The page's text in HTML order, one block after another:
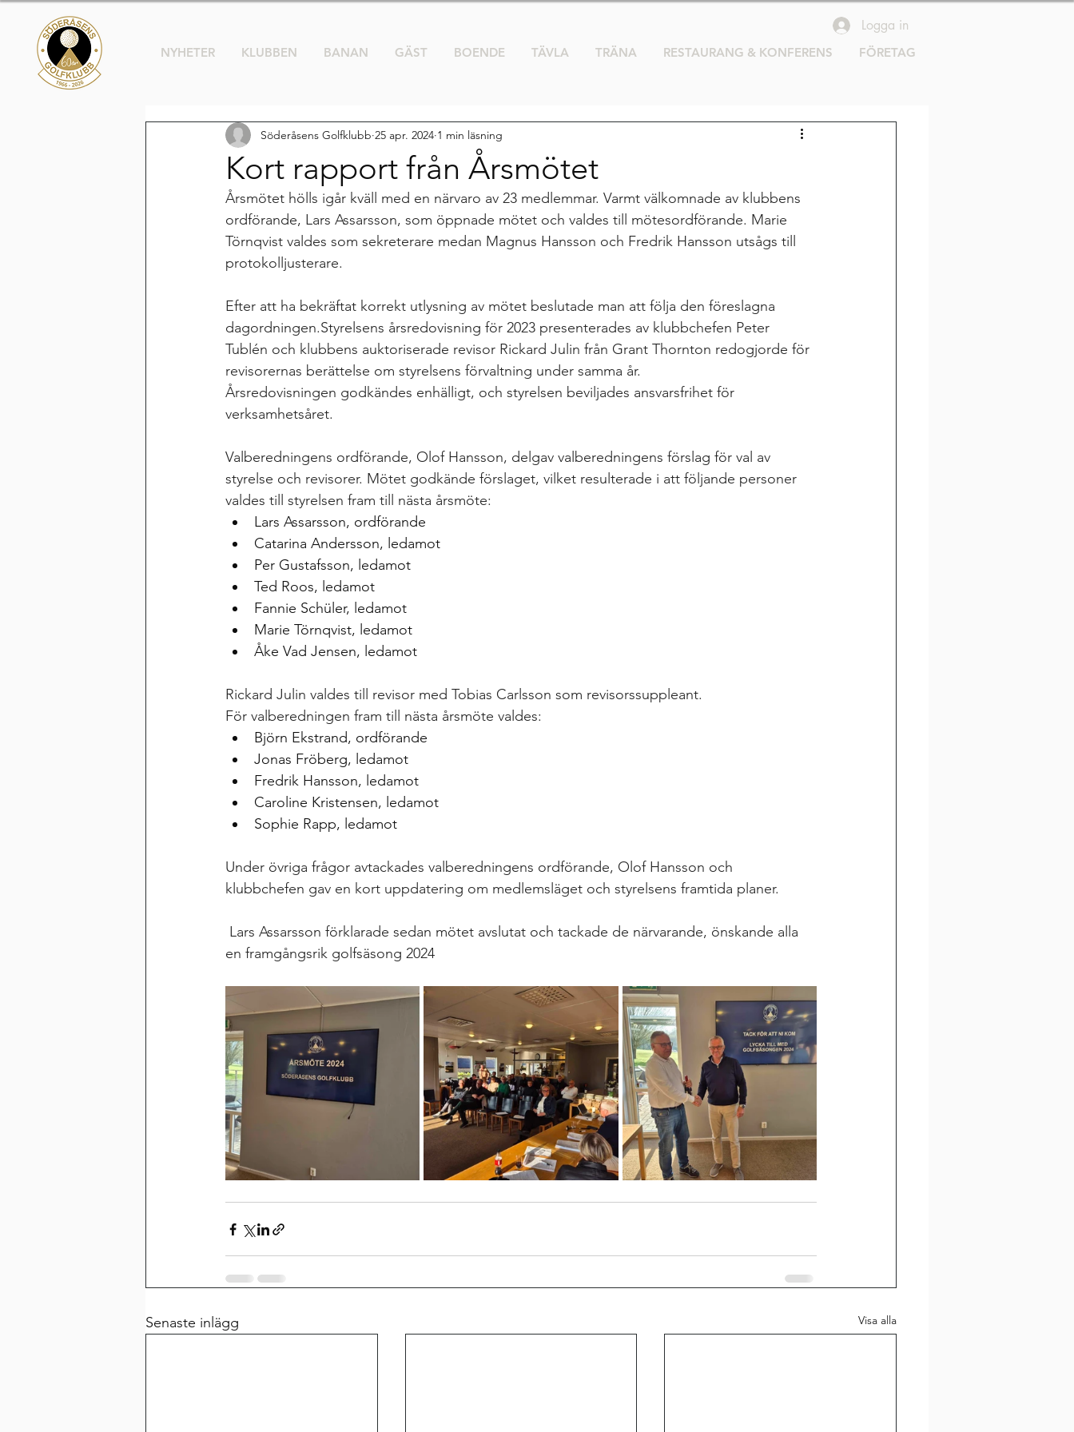
NYHETER KLUBBEN BANAN GÄST BOENDE TÄVLA TRÄNA RESTAURANG & KONFERENS FÖRETAG
Logga in
Kort rapport från Årsmötet
Söderåsens Golfklubb 25 apr. 2024 1 min läsning
Årsmötet hölls igår kväll med en närvaro av 23 medlemmar. Varmt välkomnade av klubbens
ordförande, Lars Assarsson, som öppnade mötet och valdes till mötesordförande. Marie
Törnqvist valdes som sekreterare medan Magnus Hansson och Fredrik Hansson utsågs till
protokolljusterare.
Efter att ha bekräftat korrekt utlysning av mötet beslutade man att följa den föreslagna
dagordningen.Styrelsens årsredovisning för 2023 presenterades av klubbchefen Peter
Tublén och klubbens auktoriserade revisor Rickard Julin från Grant Thornton redogjorde för
revisorernas berättelse om styrelsens förvaltning under samma år.
Årsredovisningen godkändes enhälligt, och styrelsen beviljades ansvarsfrihet för
verksamhetsåret.
Valberedningens ordförande, Olof Hansson, delgav valberedningens förslag för val av
styrelse och revisorer. Mötet godkände förslaget, vilket resulterade i att följande personer
valdes till styrelsen fram till nästa årsmöte:
Lars Assarsson, ordförande
Catarina Andersson, ledamot
Per Gustafsson, ledamot
Ted Roos, ledamot
Fannie Schüler, ledamot
Marie Törnqvist, ledamot
Åke Vad Jensen, ledamot
Rickard Julin valdes till revisor med Tobias Carlsson som revisorssuppleant.
För valberedningen fram till nästa årsmöte valdes:
Björn Ekstrand, ordförande
Jonas Fröberg, ledamot
Fredrik Hansson, ledamot
Caroline Kristensen, ledamot
Sophie Rapp, ledamot
Under övriga frågor avtackades valberedningens ordförande, Olof Hansson och
klubbchefen gav en kort uppdatering om medlemsläget och styrelsens framtida planer.
en framgångsrik golfsäsong 2024
Senaste inlägg Visa alla